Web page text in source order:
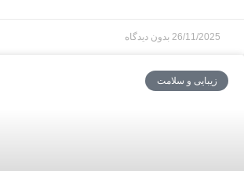
26/11/2025 بدون دیدگاه
زیبایی و سلامت